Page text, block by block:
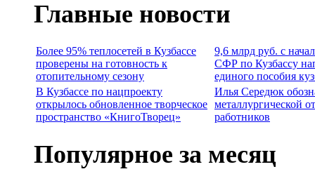
Главные новости
Более 95% теплосетей в Кузбассе
проверены на готовность к
отопительному сезону
9,6 млрд руб. с
СФР по Кузбассу
единого пособия
В Кузбассе по нацпроекту
открылось обновленное творческое
пространство «КнигоТворец»
Илья Середюк
металлургической
работников
Популярное за месяц